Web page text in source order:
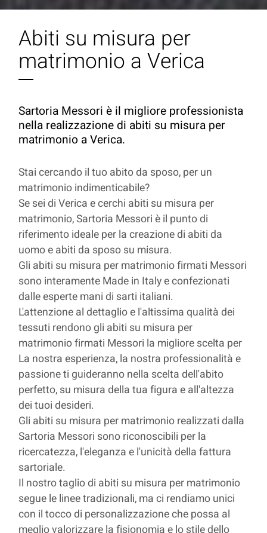
Abiti su misura per
matrimonio a Verica
Sartoria Messori è il migliore professionista
nella realizzazione di abiti su misura per
matrimonio a Verica.
Stai cercando il tuo abito da sposo, per un
matrimonio indimenticabile?
Se sei di Verica e cerchi abiti su misura per
matrimonio, Sartoria Messori è il punto di
riferimento ideale per la creazione di abiti da
uomo e abiti da sposo su misura.
Gli abiti su misura per matrimonio firmati Messori
sono interamente Made in Italy e confezionati
dalle esperte mani di sarti italiani.
L'attenzione al dettaglio e l'altissima qualità dei
tessuti rendono gli abiti su misura per
matrimonio firmati Messori la migliore scelta per
La nostra esperienza, la nostra professionalità e
passione ti guideranno nella scelta dell'abito
perfetto, su misura della tua figura e all'altezza
dei tuoi desideri.
Gli abiti su misura per matrimonio realizzati dalla
Sartoria Messori sono riconoscibili per la
ricercatezza, l'eleganza e l'unicità della fattura
sartoriale.
Il nostro taglio di abiti su misura per matrimonio
segue le linee tradizionali, ma ci rendiamo unici
con il tocco di personalizzazione che possa al
meglio valorizzare la fisionomia e lo stile dello